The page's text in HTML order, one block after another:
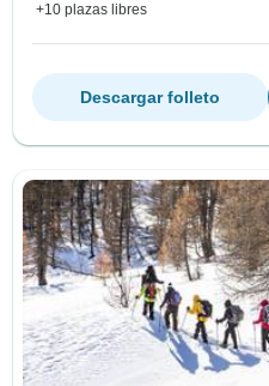
+10 plazas libres
Descargar folleto